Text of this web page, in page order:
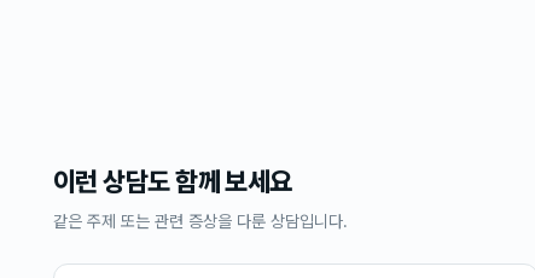
이런 상담도 함께 보세요
같은 주제 또는 관련 증상을 다룬 상담입니다.